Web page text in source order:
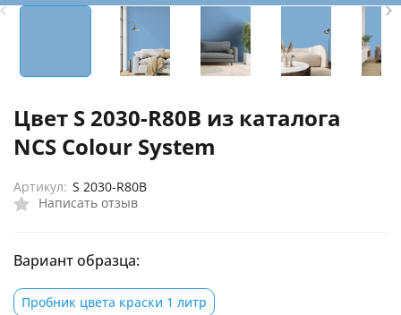
Цвет S 2030-R80B из каталога
NCS Colour System
Написать отзыв
Артикул: S 2030-R80B
Вариант образца:
Пробник цвета краски 1 литр